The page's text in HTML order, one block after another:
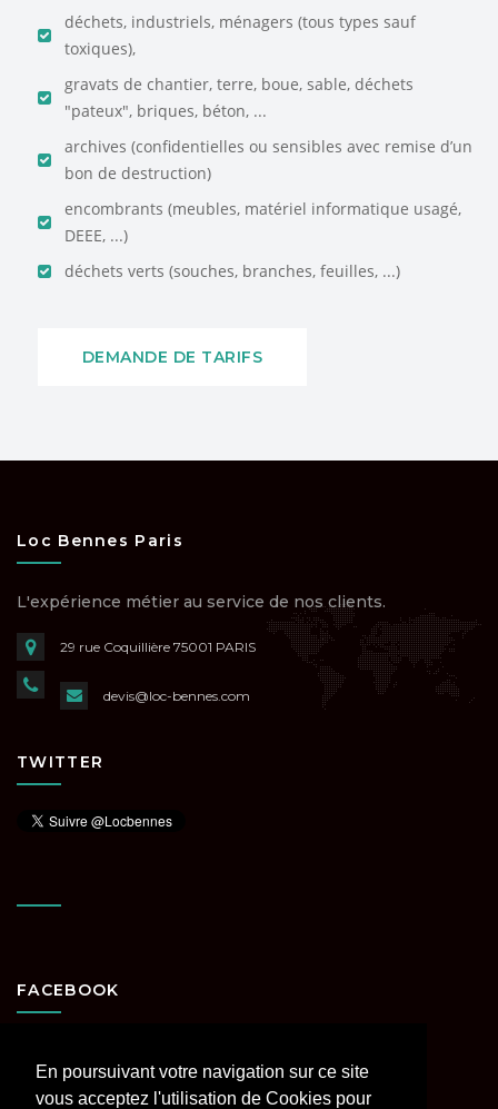
En poursuivant votre navigation sur ce site
vous acceptez l'utilisation de Cookies pour
déchets, industriels, ménagers (tous types sauf
toxiques),
gravats de chantier, terre, boue, sable, déchets
"pateux", briques, béton, ...
archives (confidentielles ou sensibles avec remise d’un
bon de destruction)
encombrants (meubles, matériel informatique usagé,
DEEE, ...)
déchets verts (souches, branches, feuilles, ...)
DEMANDE DE TARIFS
Loc Bennes Paris
L'expérience métier au service de nos clients.
29 rue Coquillière 75001 PARIS
devis@loc-bennes.com
TWITTER
FACEBOOK